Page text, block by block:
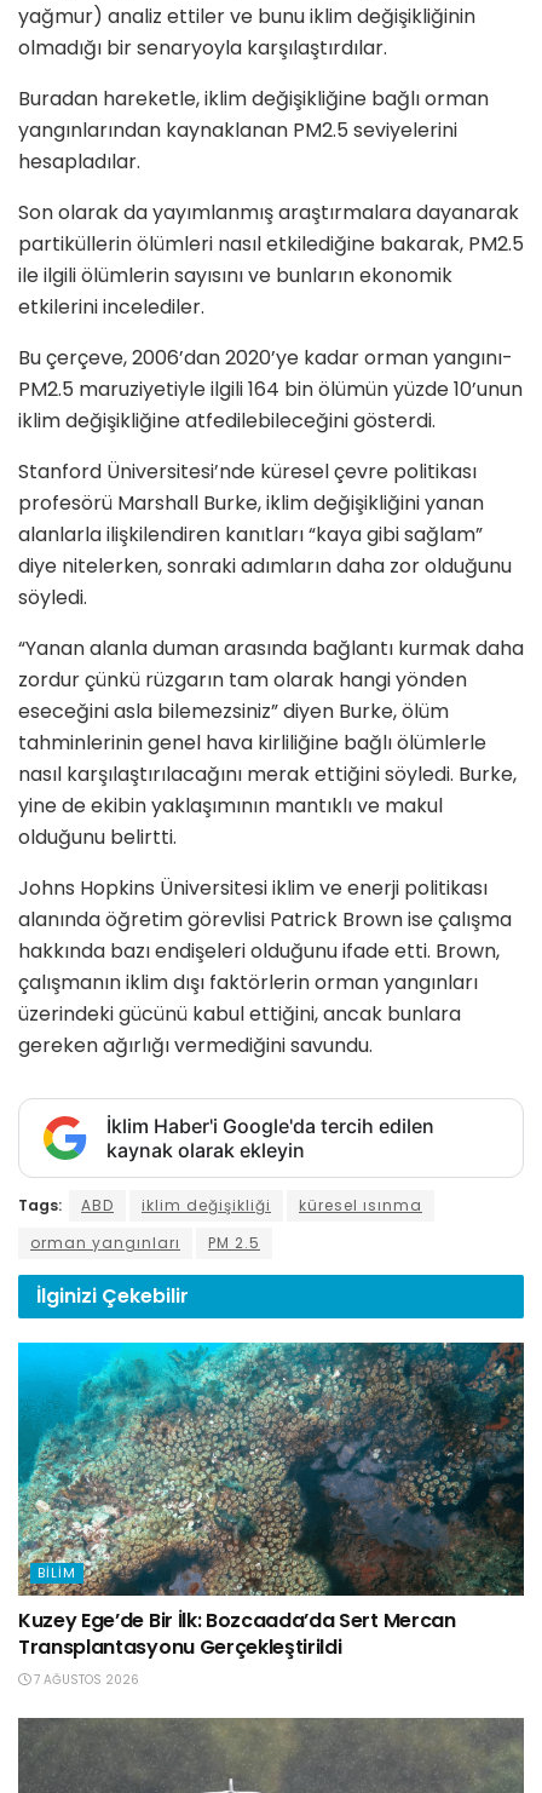
yağmur) analiz ettiler ve bunu iklim değişikliğinin
olmadığı bir senaryoyla karşılaştırdılar.
Buradan hareketle, iklim değişikliğine bağlı orman
yangınlarından kaynaklanan PM2.5 seviyelerini
hesapladılar.
Son olarak da yayımlanmış araştırmalara dayanarak
partiküllerin ölümleri nasıl etkilediğine bakarak, PM2.5
ile ilgili ölümlerin sayısını ve bunların ekonomik
etkilerini incelediler.
Bu çerçeve, 2006’dan 2020’ye kadar orman yangını-
PM2.5 maruziyetiyle ilgili 164 bin ölümün yüzde 10’unun
iklim değişikliğine atfedilebileceğini gösterdi.
Stanford Üniversitesi’nde küresel çevre politikası
profesörü Marshall Burke, iklim değişikliğini yanan
alanlarla ilişkilendiren kanıtları “kaya gibi sağlam”
diye nitelerken, sonraki adımların daha zor olduğunu
söyledi.
“Yanan alanla duman arasında bağlantı kurmak daha
zordur çünkü rüzgarın tam olarak hangi yönden
eseceğini asla bilemezsiniz” diyen Burke, ölüm
tahminlerinin genel hava kirliliğine bağlı ölümlerle
nasıl karşılaştırılacağını merak ettiğini söyledi. Burke,
yine de ekibin yaklaşımının mantıklı ve makul
olduğunu belirtti.
Johns Hopkins Üniversitesi iklim ve enerji politikası
alanında öğretim görevlisi Patrick Brown ise çalışma
hakkında bazı endişeleri olduğunu ifade etti. Brown,
çalışmanın iklim dışı faktörlerin orman yangınları
üzerindeki gücünü kabul ettiğini, ancak bunlara
gereken ağırlığı vermediğini savundu.
İklim Haber'i Google'da tercih edilen
kaynak olarak ekleyin
Tags: ABD iklim değişikliği
küresel ısınma
orman yangınları
PM 2.5
İlginizi Çekebilir
BILIM
Kuzey Ege’de Bir İlk: Bozcaada’da Sert Mercan
Transplantasyonu Gerçekleştirildi
7 AĞUSTOS 2026